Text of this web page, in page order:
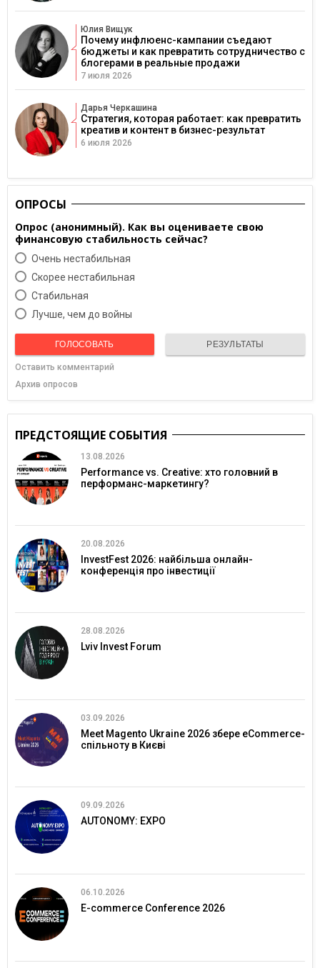
Юлия Вищук
Почему инфлюенс-кампании съедают
бюджеты и как превратить сотрудничество с
блогерами в реальные продажи
7 июля 2026
Дарья Черкашина
Стратегия, которая работает: как превратить
креатив и контент в бизнес-результат
6 июля 2026
ОПРОСЫ
Опрос (анонимный). Как вы оцениваете свою
финансовую стабильность сейчас?
Очень нестабильная
Скорее нестабильная
Cтабильная
Лучше, чем до войны
ГОЛОСОВАТЬ РЕЗУЛЬТАТЫ
Оставить комментарий
Архив опросов
ПРЕДСТОЯЩИЕ СОБЫТИЯ
13.08.2026
Performance vs. Creative: хто головний в
перформанс-маркетингу?
20.08.2026
InvestFest 2026: найбільша онлайн-
конференція про інвестиції
28.08.2026
Lviv Invest Forum
03.09.2026
Meet Magento Ukraine 2026 збере eCommerce-
спільноту в Києві
09.09.2026
AUTONOMY: EXPO
06.10.2026
E-commerce Conference 2026